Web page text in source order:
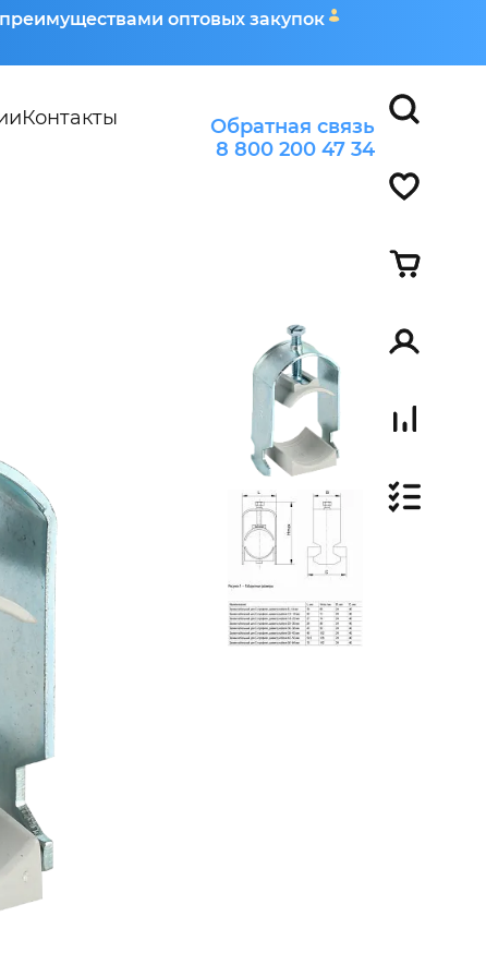
оптовых закупок
Контакты
Обратная связь
8 800 200 47 34